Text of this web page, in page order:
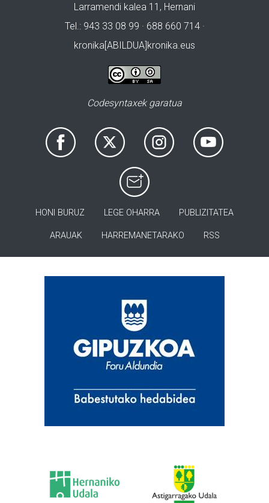
Larramendi kalea 11, Hernani
Tel.: 943 33 08 99 · 688 660 714 ·
kronika[ABILDUA]kronika.eus
Codesyntaxek garatua
HONI BURUZ LEGE OHARRA PUBLIZITATEA
ARAUAK HARREMANETARAKO RSS